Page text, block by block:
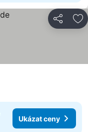
Sdílet
Ukázat ceny